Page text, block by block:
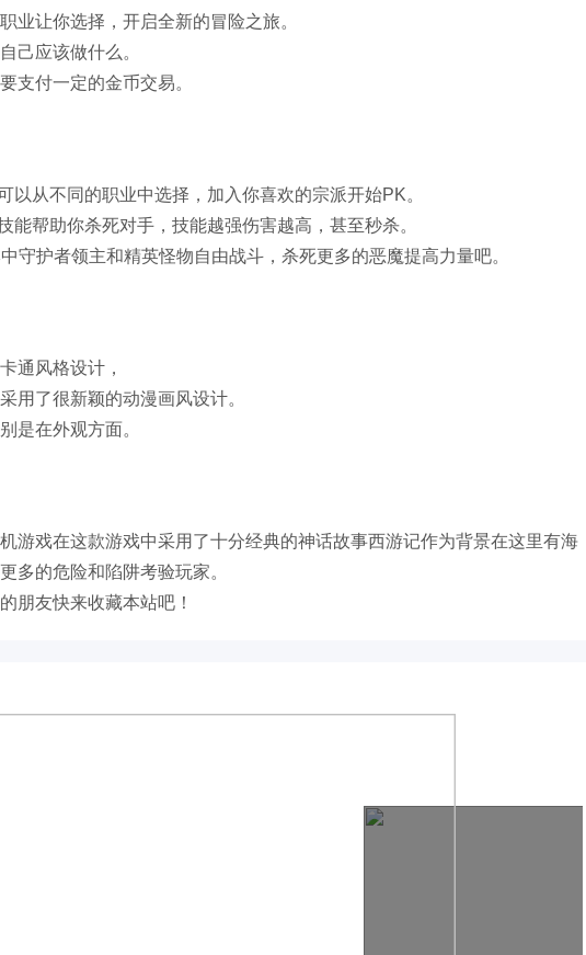
业让你选择，开启全新的冒险之旅。
己应该做什么。
支付一定的金币交易。
以从不同的职业中选择，加入你喜欢的宗派开始PK。
能帮助你杀死对手，技能越强伤害越高，甚至秒杀。
守护者领主和精英怪物自由战斗，杀死更多的恶魔提高力量吧。
通风格设计，
用了很新颖的动漫画风设计。
是在外观方面。
游戏在这款游戏中采用了十分经典的神话故事西游记作为背景在这里有海
多的危险和陷阱考验玩家。
朋友快来收藏本站吧！